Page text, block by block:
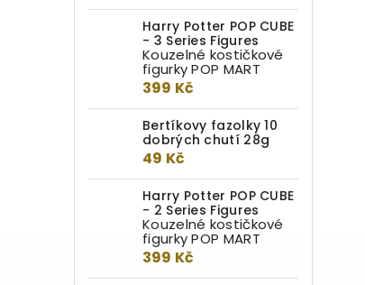
Harry Potter POP CUBE
- 3 Series Figures
Kouzelné kostičkové
figurky POP MART
399 Kč
Bertíkovy fazolky 10
dobrých chutí 28g
49 Kč
Harry Potter POP CUBE
- 2 Series Figures
Kouzelné kostičkové
figurky POP MART
399 Kč